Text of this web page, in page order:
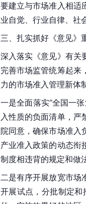
要建立与市场准入相适
业自觉、行业自律、社
三、扎实抓好《意见》
深入落实《意见》有关
完善市场监管统筹起来
力的市场准入管理新体
一是全面落实“全国一
入性质的负面清单，严
院同意，确保市场准入
产业准入政策的动态衔
制度相违背的规定和做
二是有序开展放宽市场
开展试点，分批制定